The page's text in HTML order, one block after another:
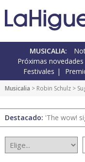
MUSICALIA:
Próximas novedades
Festivales
Musicalia > Robin Schulz >
Destacado: 'The wow!